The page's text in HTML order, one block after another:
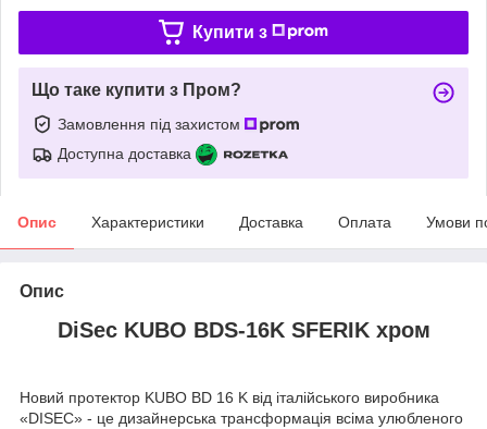
Купити з
Що таке купити з Пром?
Замовлення під захистом
Доступна доставка
Опис Характеристики Доставка Оплата Умови
Опис
DiSec KUBO BDS-16K SFERIK хром
Новий протектор KUBO BD 16 K від італійського виробника
«DISEC» - це дизайнерська трансформація всіма улюбленого